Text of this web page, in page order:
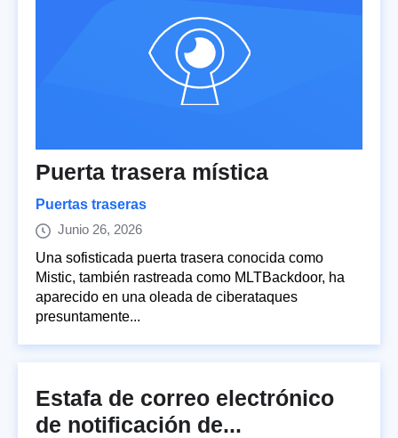
Puerta trasera mística
Puertas traseras
Junio 26, 2026
Una sofisticada puerta trasera conocida como
Mistic, también rastreada como MLTBackdoor, ha
aparecido en una oleada de ciberataques
presuntamente...
Estafa de correo electrónico
de notificación de...